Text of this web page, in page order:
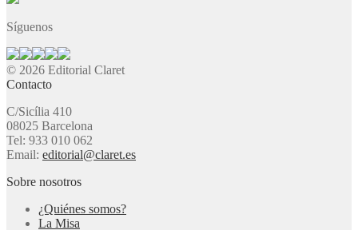
Síguenos
© 2026 Editorial Claret
Contacto
C/Sicília 410
08025 Barcelona
Tel: 933 010 062
Email: editorial@claret.es
Sobre nosotros
¿Quiénes somos?
La Misa